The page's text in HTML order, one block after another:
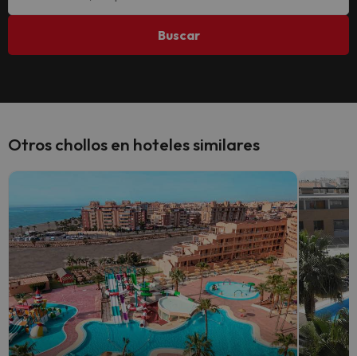
Buscar
Otros chollos en hoteles similares